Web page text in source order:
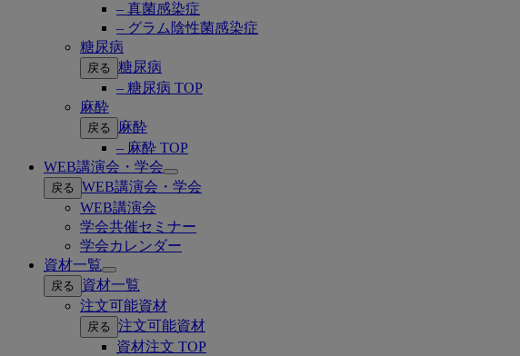
– 真菌感染症
– グラム陰性菌感染症
糖尿病
戻る 糖尿病
– 糖尿病 TOP
麻酔
戻る
麻酔
– 麻酔 TOP
WEB講演会・学会
Open
submenu
戻る WEB講演会・学会
WEB講演会
学会共催セミナー
学会カレンダー
資材一覧
Open
submenu
戻る
資材一覧
注文可能資材
戻る 注文可能資材
資材注文 TOP